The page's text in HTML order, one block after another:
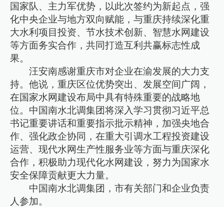
国家队、主力军优势，以此次签约为新起点，强
化中央企业与地方双向赋能，与重庆持续深化重
大水利项目投资、节水技术创新、智慧水网建设
等方面务实合作，共同打造互利共赢标志性成
果。
汪安南感谢重庆市对企业在渝发展的大力支
持。他说，重庆区位优势突出、发展空间广阔，
在国家水网建设布局中具有特殊重要的战略地
位。中国南水北调集团将深入学习贯彻习近平总
书记重要讲话和重要指示批示精神，加强央地合
作、强化政企协同，在重大引调水工程投资建设
运营、现代水网生产性服务业等方面与重庆深化
合作，积极助力现代化水网建设，努力为国家水
安全保障贡献更大力量。
中国南水北调集团，市有关部门和企业负责
人参加。